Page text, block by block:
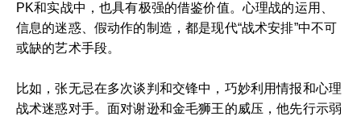
PK和实战中，也具有极强的借鉴价值。心理战的运用、
信息的迷惑、假动作的制造，都是现代“战术安排”中不可
或缺的艺术手段。
比如，张无忌在多次谈判和交锋中，巧妙利用情报和心理
战术迷惑对手。面对谢逊和金毛狮王的威压，他先行示弱